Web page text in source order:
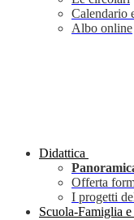
Calendario
Albo online
Didattica
Offerta
I progetti
Scuola-Famiglia